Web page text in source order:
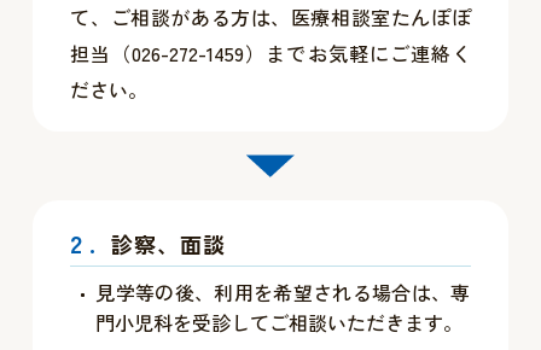
て、ご相談がある方は、医療相談室たんぽぽ
担当（026-272-1459）までお気軽にご連絡く
ださい。
2. 診察、面談
見学等の後、利用を希望される場合は、専
門小児科を受診してご相談いただきます。